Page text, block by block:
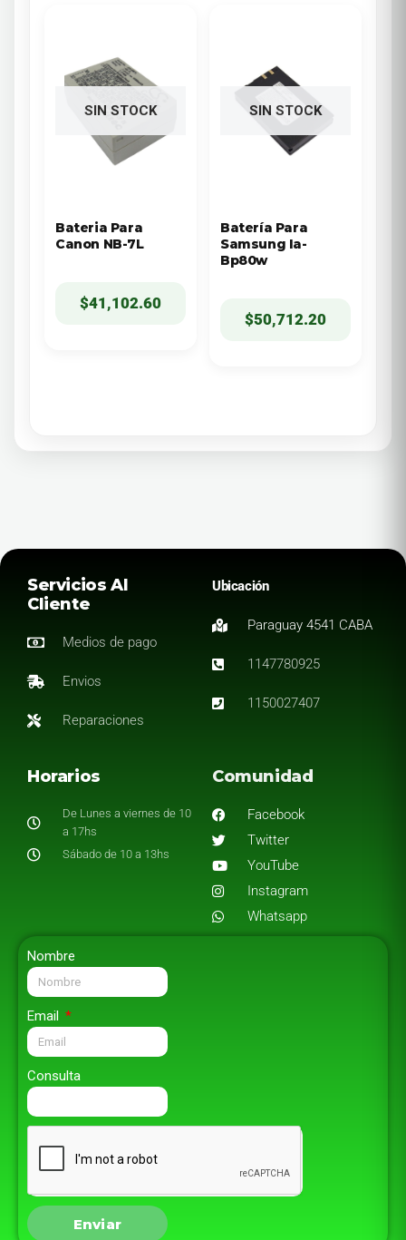
SIN STOCK
Bateria Para
Canon NB-7L
$41,102.60
SIN STOCK
Batería Para
Samsung Ia-
Bp80w
$50,712.20
Servicios Al
Cliente
Medios de pago
Envios
Reparaciones
Ubicación
Paraguay 4541 CABA
1147780925
1150027407
Horarios
De Lunes a viernes de 10
a 17hs
Sábado de 10 a 13hs
Comunidad
Facebook
Twitter
YouTube
Instagram
Whatsapp
Nombre
Email
Consulta
Enviar